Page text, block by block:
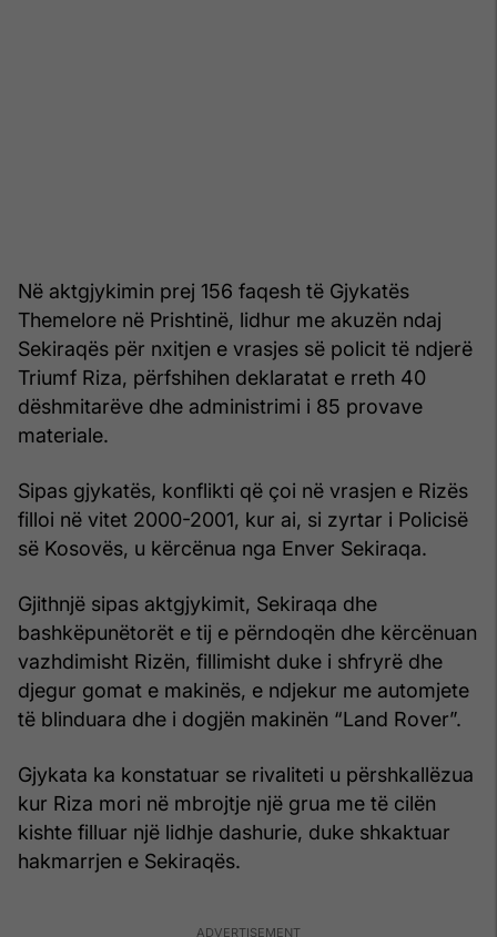
Në aktgjykimin prej 156 faqesh të Gjykatës
Themelore në Prishtinë, lidhur me akuzën ndaj
Sekiraqës për nxitjen e vrasjes së policit të ndjerë
Triumf Riza, përfshihen deklaratat e rreth 40
dëshmitarëve dhe administrimi i 85 provave
materiale.
Sipas gjykatës, konflikti që çoi në vrasjen e Rizës
filloi në vitet 2000-2001, kur ai, si zyrtar i Policisë
së Kosovës, u kërcënua nga Enver Sekiraqa.
Gjithnjë sipas aktgjykimit, Sekiraqa dhe
bashkëpunëtorët e tij e përndoqën dhe kërcënuan
vazhdimisht Rizën, fillimisht duke i shfryrë dhe
djegur gomat e makinës, e ndjekur me automjete
të blinduara dhe i dogjën makinën “Land Rover”.
Gjykata ka konstatuar se rivaliteti u përshkallëzua
kur Riza mori në mbrojtje një grua me të cilën
kishte filluar një lidhje dashurie, duke shkaktuar
hakmarrjen e Sekiraqës.